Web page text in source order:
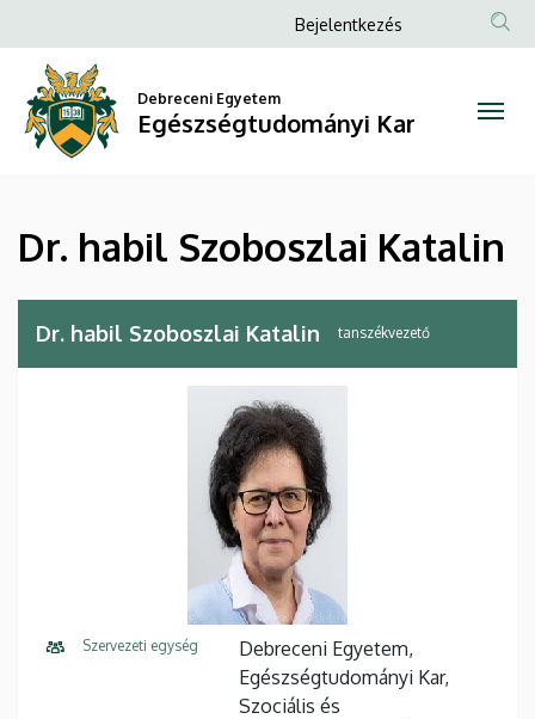
habil
Szoboszlai
Katalin
Egészségtudományi
Kar
a
tartalomra
Anonim
menüje
Bejelentkezés
Debreceni Egyetem
Egészségtudományi Kar
Dr. habil Szoboszlai Katalin
Dr. habil Szoboszlai Katalin tanszékvezető
Szervezeti egység
Debreceni Egyetem,
Egészségtudományi Kar,
Szociális és